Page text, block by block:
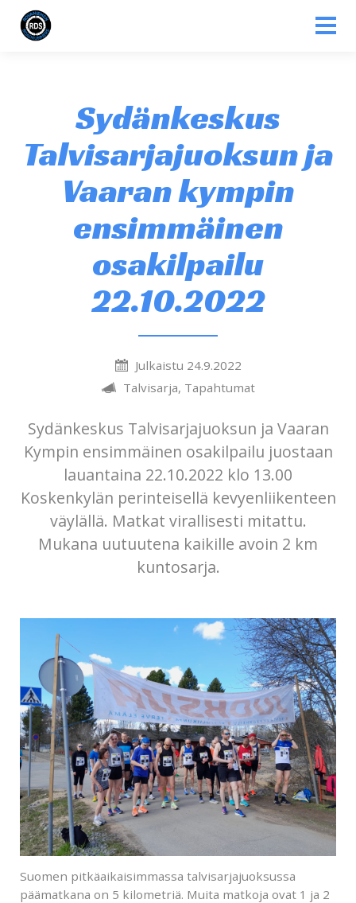
Siirry sisältöön
Sydänkeskus
Talvisarjajuoksun ja
Vaaran kympin
ensimmäinen
osakilpailu
22.10.2022
Julkaistu 24.9.2022
Talvisarja, Tapahtumat
Sydänkeskus Talvisarjajuoksun ja Vaaran
Kympin ensimmäinen osakilpailu juostaan
lauantaina 22.10.2022 klo 13.00
Koskenkylän perinteisellä kevyenliikenteen
väylällä. Matkat virallisesti mitattu.
Mukana uutuutena kaikille avoin 2 km
kuntosarja.
Suomen pitkäaikaisimmassa talvisarjajuoksussa
päämatkana on 5 kilometriä. Muita matkoja ovat 1 ja 2